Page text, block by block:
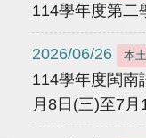
114學年度第二
2026/06/26 本
114學年度閩南
月8日(三)至7